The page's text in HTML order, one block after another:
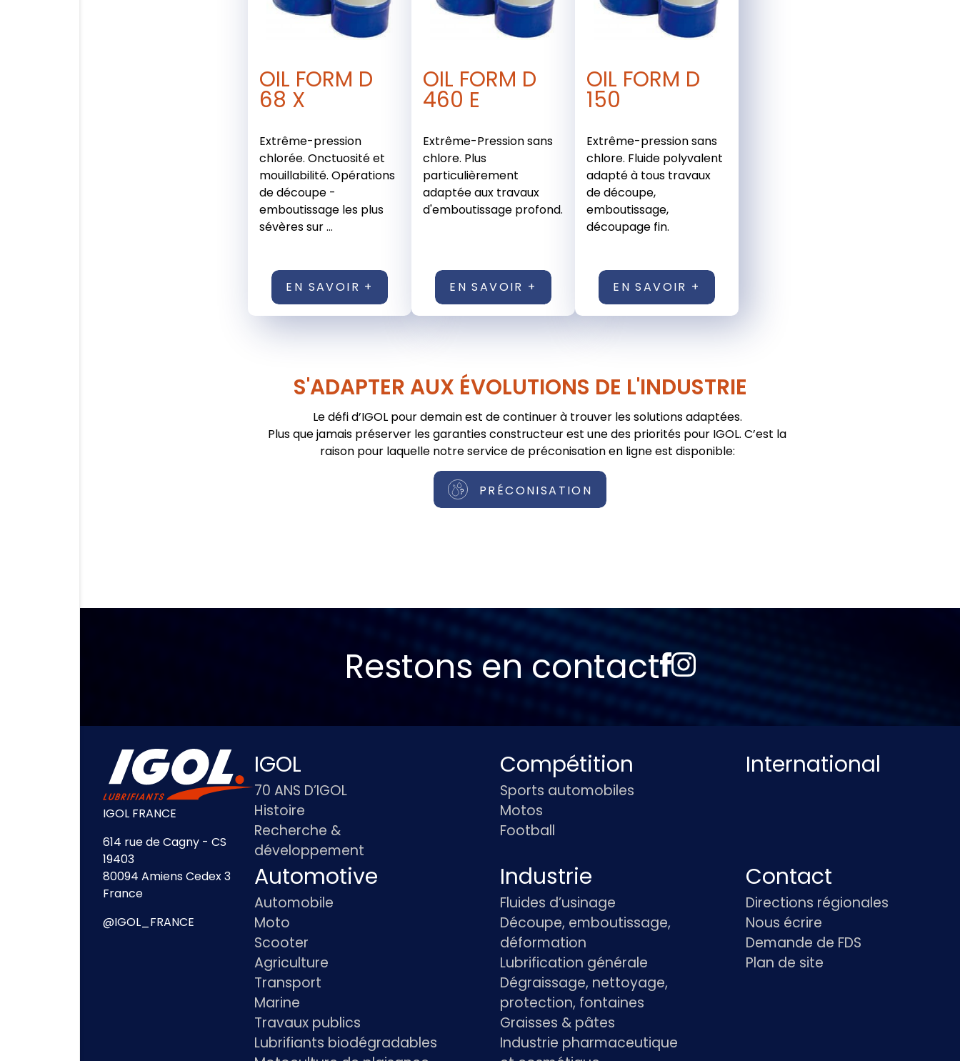
OIL FORM D
68 X
Extrême-pression
chlorée. Onctuosité et
mouillabilité. Opérations
de découpe -
emboutissage les plus
sévères sur ...
EN SAVOIR +
OIL FORM D
460 E
Extrême-Pression sans
chlore. Plus
particulièrement
adaptée aux travaux
d'emboutissage profond.
EN SAVOIR +
OIL FORM D
150
Extrême-pression sans
chlore. Fluide polyvalent
adapté à tous travaux
de découpe,
emboutissage,
découpage fin.
EN SAVOIR +
S'ADAPTER AUX ÉVOLUTIONS DE L'INDUSTRIE
Le défi d’IGOL pour demain est de continuer à trouver les solutions adaptées.
Plus que jamais préserver les garanties constructeur est une des priorités pour IGOL. C’est la
raison pour laquelle notre service de préconisation en ligne est disponible:
PRÉCONISATION
Restons en contact
IGOL FRANCE
614 rue de Cagny - CS
19403
80094 Amiens Cedex 3
France
@IGOL_FRANCE
IGOL
70 ANS D’IGOL
Histoire
Recherche &
développement
Compétition
Sports automobiles
Motos
Football
International
Automotive
Automobile
Moto
Scooter
Agriculture
Transport
Marine
Travaux publics
Lubrifiants biodégradables
Industrie
Fluides d’usinage
Découpe, emboutissage,
déformation
Lubrification générale
Dégraissage, nettoyage,
protection, fontaines
Graisses & pâtes
Industrie pharmaceutique
Contact
Directions régionales
Nous écrire
Demande de FDS
Plan de site